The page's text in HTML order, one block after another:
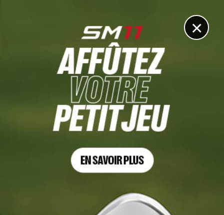
×
9 AOÛT. 2026 | WYNDHAM CHAMPIONSHIP, TOUR 3
Hossler, jusqu’au bout du rêve ? Jour
sans pour Saddier
8 AOÛT. 2026 | CANICULE
Les golfs face au défi de la sécheresse